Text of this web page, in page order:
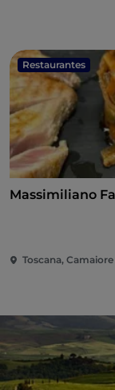
Restaurantes
Massimiliano
Toscana, Camaiore